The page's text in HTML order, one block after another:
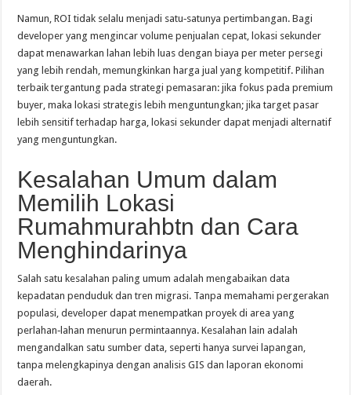
Namun, ROI tidak selalu menjadi satu‑satunya pertimbangan. Bagi
developer yang mengincar volume penjualan cepat, lokasi sekunder
dapat menawarkan lahan lebih luas dengan biaya per meter persegi
yang lebih rendah, memungkinkan harga jual yang kompetitif. Pilihan
terbaik tergantung pada strategi pemasaran: jika fokus pada premium
buyer, maka lokasi strategis lebih menguntungkan; jika target pasar
lebih sensitif terhadap harga, lokasi sekunder dapat menjadi alternatif
yang menguntungkan.
Kesalahan Umum dalam
Memilih Lokasi
Rumahmurahbtn dan Cara
Menghindarinya
Salah satu kesalahan paling umum adalah mengabaikan data
kepadatan penduduk dan tren migrasi. Tanpa memahami pergerakan
populasi, developer dapat menempatkan proyek di area yang
perlahan‑lahan menurun permintaannya. Kesalahan lain adalah
mengandalkan satu sumber data, seperti hanya survei lapangan,
tanpa melengkapinya dengan analisis GIS dan laporan ekonomi
daerah.